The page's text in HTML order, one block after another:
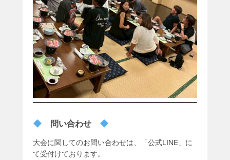
問い合わせ
大会に関してのお問い合わせは、「公式LINE」に
て受付けております。